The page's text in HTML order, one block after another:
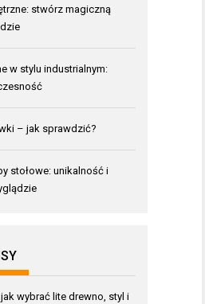
stwórz magiczną
w stylu industrialnym:
– jak sprawdzić?
stołowe: unikalność i
wybrać lite drewno, styl i